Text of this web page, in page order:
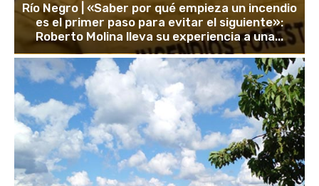
Río Negro | «Saber por qué empieza un incendio
es el primer paso para evitar el siguiente»:
Roberto Molina lleva su experiencia a una...